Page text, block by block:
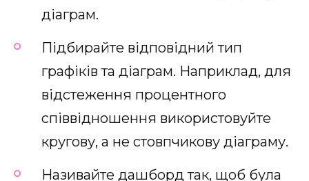
діаграм.
Підбирайте відповідний тип
графіків та діаграм. Наприклад, для
відстеження процентного
співвідношення використовуйте
кругову, а не стовпчикову діаграму.
Називайте дашборд так, щоб була